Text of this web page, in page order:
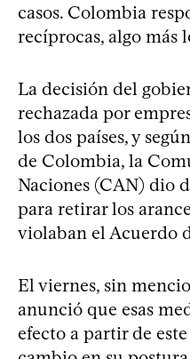
casos. Colombia
recíprocas, algo más
La decisión del
rechazada por
los dos países, y
de Colombia, la
Naciones (CAN) dio
para retirar los
violaban el Acuerdo
El viernes, sin
anunció que esas
efecto a partir de